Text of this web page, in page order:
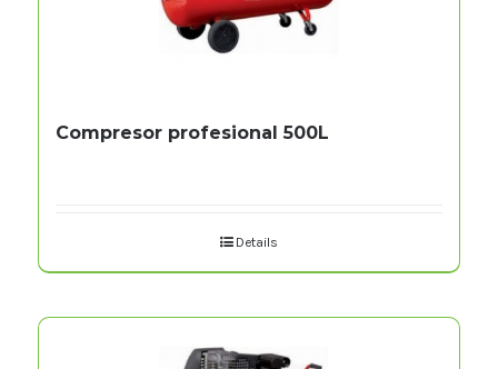
Compresor profesional 500L
Details